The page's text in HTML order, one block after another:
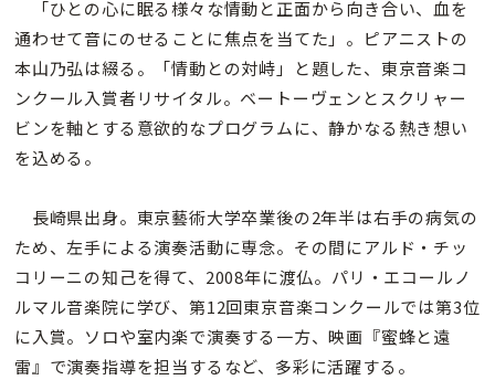
「ひとの心に眠る様々な情動と正面から向き合い、血を
通わせて音にのせることに焦点を当てた」。ピアニストの
本山乃弘は綴る。「情動との対峙」と題した、東京音楽コ
ンクール入賞者リサイタル。ベートーヴェンとスクリャー
ビンを軸とする意欲的なプログラムに、静かなる熱き想い
を込める。
長崎県出身。東京藝術大学卒業後の2年半は右手の病気の
ため、左手による演奏活動に専念。その間にアルド・チッ
コリーニの知己を得て、2008年に渡仏。パリ・エコールノ
ルマル音楽院に学び、第12回東京音楽コンクールでは第3位
に入賞。ソロや室内楽で演奏する一方、映画『蜜蜂と遠
雷』で演奏指導を担当するなど、多彩に活躍する。